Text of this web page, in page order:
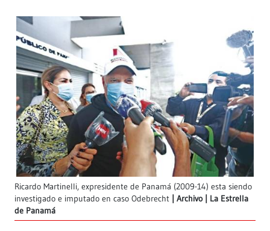
Ricardo Martinelli, expresidente de Panamá (2009-14) esta siendo
investigado e imputado en caso Odebrecht
Archivo | La Estrella
de Panamá